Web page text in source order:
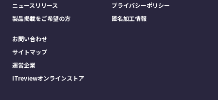
ニュースリリース
製品掲載をご希望の方
プライバシーポリシー
匿名加工情報
お問い合わせ
サイトマップ
運営企業
ITreviewオンラインストア